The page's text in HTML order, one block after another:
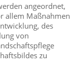
angeordnet,
allem Maßnahmen
des
von
zu